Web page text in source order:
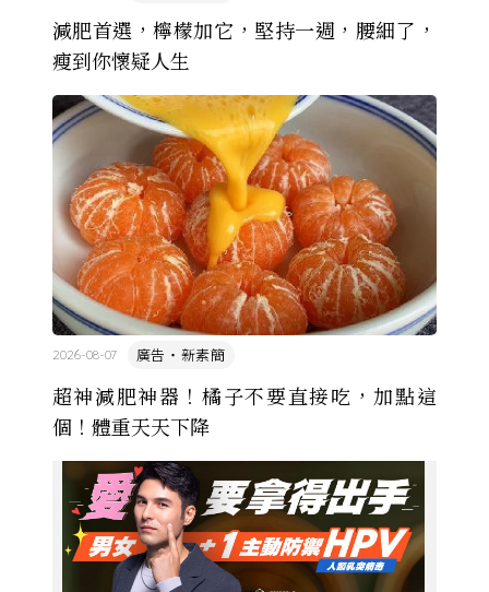
減肥首選，檸檬加它，堅持一週，腰細了，
瘦到你懷疑人生
超神減肥神器！橘子不要直接吃，加點這
個！體重天天下降
廣告・新素簡
2026-08-07